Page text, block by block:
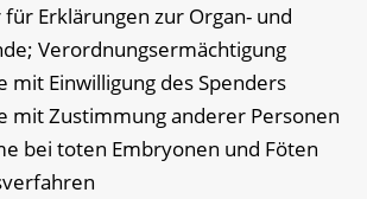
für Erklärungen zur Organ- und
Verordnungsermächtigung
mit Einwilligung des Spenders
mit Zustimmung anderer Personen
bei toten Embryonen und Föten